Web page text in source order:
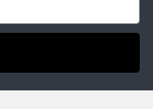
2004)
2005)